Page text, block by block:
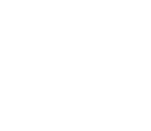
Prvo